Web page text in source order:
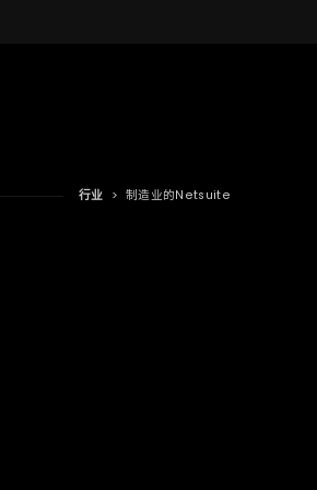
行业 > 制造业的Netsuite